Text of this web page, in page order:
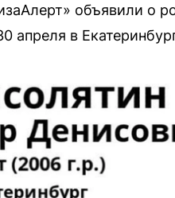
объявили о
в